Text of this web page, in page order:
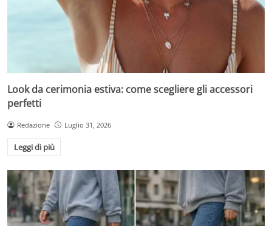
Look da cerimonia estiva: come scegliere gli accessori
perfetti
Redazione Luglio 31, 2026
Leggi di più